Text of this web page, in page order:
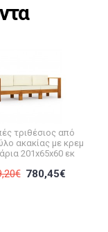
τριθέσιος από
ακακίας με κρεμ
201x65x60 εκ
780,45€